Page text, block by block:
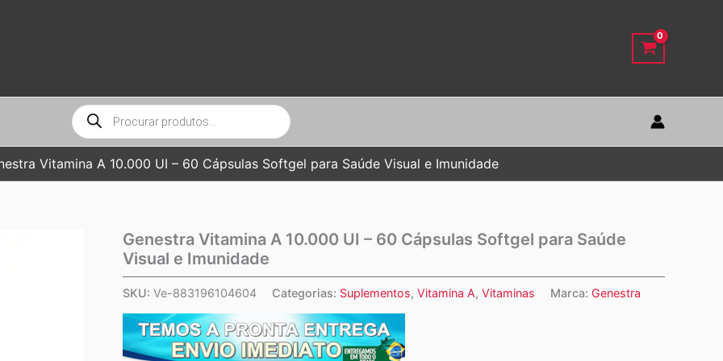
Pesquisar
produtos
Vitamina A 10.000 UI – 60 Cápsulas Softgel para Saúde Visual e Imunidade
Genestra Vitamina A 10.000 UI – 60 Cápsulas Softgel para Saúde
Visual e Imunidade
SKU: Ve-883196104604 Categorias: Suplementos, Vitamina A, Vitaminas Marca: Genestra